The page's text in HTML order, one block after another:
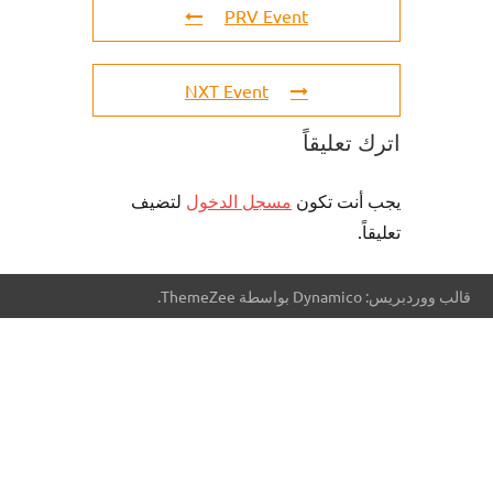
PRV Event
NXT Event
اترك تعليقاً
يجب أنت تكون مسجل الدخول لتضيف
تعليقاً.
قالب ووردبريس: Dynamico بواسطة ThemeZee.